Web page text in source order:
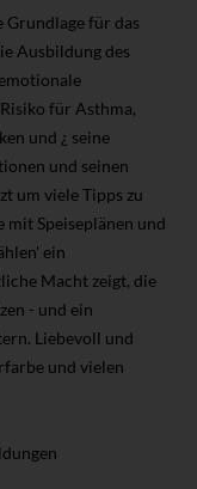
Grundlage für das
Ausbildung des
für Asthma,
und ¿ seine
und seinen
um viele Tipps zu
mit Speiseplänen und
ein
Macht zeigt, die
- und ein
Liebevoll und
und vielen